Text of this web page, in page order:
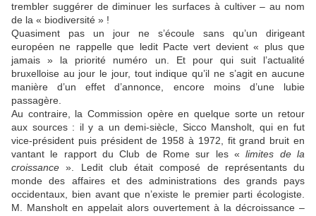
trembler suggérer de diminuer les surfaces à cultiver – au nom
de la « biodiversité » !
Quasiment pas un jour ne s’écoule sans qu’un dirigeant
européen ne rappelle que ledit Pacte vert devient « plus que
jamais » la priorité numéro un. Et pour qui suit l’actualité
bruxelloise au jour le jour, tout indique qu’il ne s’agit en aucune
manière d’un effet d’annonce, encore moins d’une lubie
passagère.
Au contraire, la Commission opère en quelque sorte un retour
aux sources : il y a un demi-siècle, Sicco Mansholt, qui en fut
vice-président puis président de 1958 à 1972, fit grand bruit en
vantant le rapport du Club de Rome sur les «limites de la
croissance ». Ledit club était composé de représentants du
monde des affaires et des administrations des grands pays
occidentaux, bien avant que n’existe le premier parti écologiste.
M. Mansholt en appelait alors ouvertement à la décroissance –